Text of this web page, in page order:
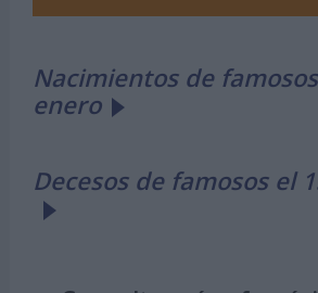
Nacimientos de
enero
Decesos de famosos el